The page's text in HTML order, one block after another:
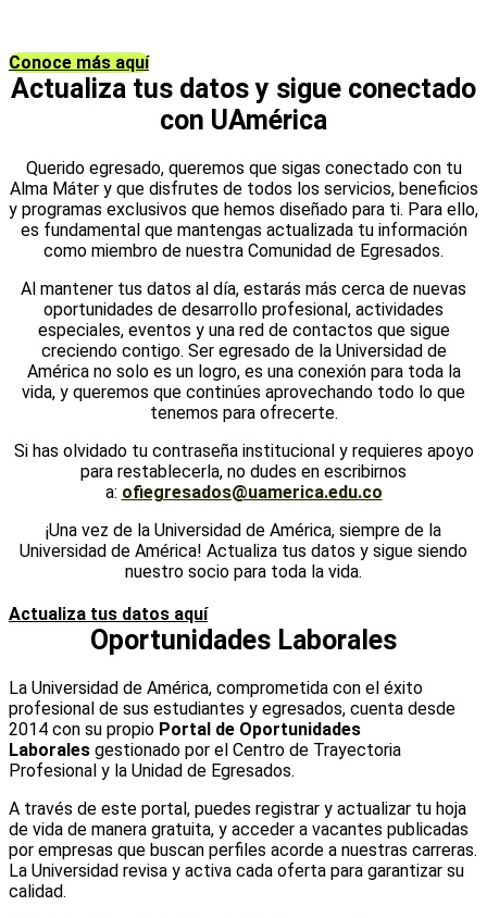
Conoce más aquí
Actualiza tus datos y sigue conectado
con UAmérica
Querido egresado, queremos que sigas conectado con tu
Alma Máter y que disfrutes de todos los servicios, beneficios
y programas exclusivos que hemos diseñado para ti. Para ello,
es fundamental que mantengas actualizada tu información
como miembro de nuestra Comunidad de Egresados.
Al mantener tus datos al día, estarás más cerca de nuevas
oportunidades de desarrollo profesional, actividades
especiales, eventos y una red de contactos que sigue
creciendo contigo. Ser egresado de la Universidad de
América no solo es un logro, es una conexión para toda la
vida, y queremos que continúes aprovechando todo lo que
tenemos para ofrecerte.
Si has olvidado tu contraseña institucional y requieres apoyo
para restablecerla, no dudes en escribirnos
a: ofiegresados@uamerica.edu.co
¡Una vez de la Universidad de América, siempre de la
Universidad de América! Actualiza tus datos y sigue siendo
nuestro socio para toda la vida.
Actualiza tus datos aquí
Oportunidades Laborales
La Universidad de América, comprometida con el éxito
profesional de sus estudiantes y egresados, cuenta desde
2014 con su propio Portal de Oportunidades
Laborales gestionado por el Centro de Trayectoria
Profesional y la Unidad de Egresados.
A través de este portal, puedes registrar y actualizar tu hoja
de vida de manera gratuita, y acceder a vacantes publicadas
por empresas que buscan perfiles acorde a nuestras carreras.
La Universidad revisa y activa cada oferta para garantizar su
calidad.